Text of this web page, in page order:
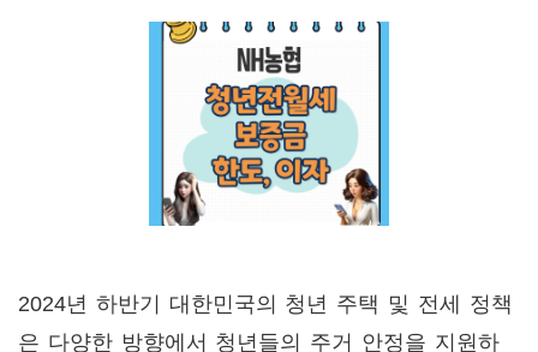
2024년 하반기 대한민국의 청년 주택 및 전세 정책
은 다양한 방향에서 청년들의 주거 안정을 지원하